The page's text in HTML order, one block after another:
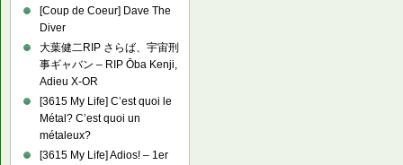
[Coup de Coeur] Dave The
Diver
大葉健二RIP さらば、宇宙刑
事ギャバン – RIP Ōba Kenji,
Adieu X-OR
[3615 My Life] C’est quoi le
Métal? C’est quoi un
métaleux?
[3615 My Life] Adios! – 1er